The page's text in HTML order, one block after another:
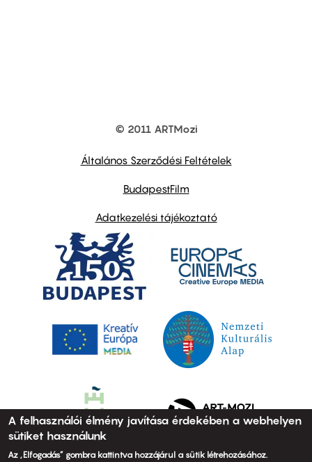
© 2011 ARTMozi
Általános Szerződési Feltételek
BudapestFilm
Adatkezelési tájékoztató
A felhasználói élmény javítása érdekében a webhelyen
sütiket használunk
Az „Elfogadás” gombra kattintva hozzájárul a sütik létrehozásához.